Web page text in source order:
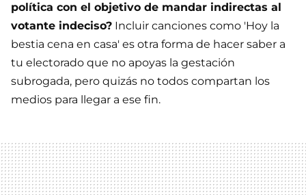
política con el objetivo de mandar indirectas al
votante indeciso? Incluir canciones como 'Hoy la
bestia cena en casa' es otra forma de hacer saber a
tu electorado que no apoyas la gestación
subrogada, pero quizás no todos compartan los
medios para llegar a ese fin.